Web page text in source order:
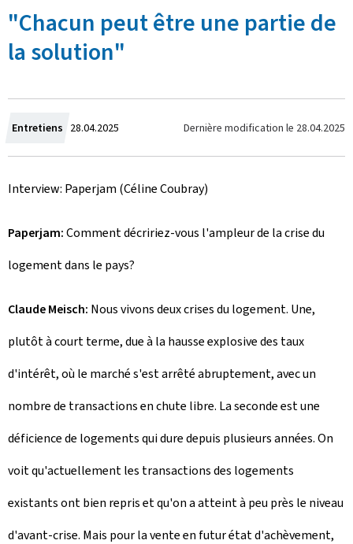
"Chacun peut être une partie de
la solution"
Entretiens C
r
e
28.04.2025 Dernière modification le 28.04.2025
Interview: Paperjam (Céline Coubray)
Paperjam:Comment décririez-vous l'ampleur de la crise du
logement dans le pays?
Claude Meisch: Nous vivons deux crises du logement. Une,
plutôt à court terme, due à la hausse explosive des taux
d'intérêt, où le marché s'est arrêté abruptement, avec un
nombre de transactions en chute libre. La seconde est une
déficience de logements qui dure depuis plusieurs années. On
voit qu'actuellement les transactions des logements
existants ont bien repris et qu'on a atteint à peu près le niveau
d'avant-crise. Mais pour la vente en futur état d'achèvement,